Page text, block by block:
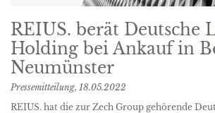
REIUS. berät Deutsche
Holding bei Ankauf in
Neumünster
Pressemitteilung, 18.05.2022
REIUS. hat die zur Zech Group gehörende